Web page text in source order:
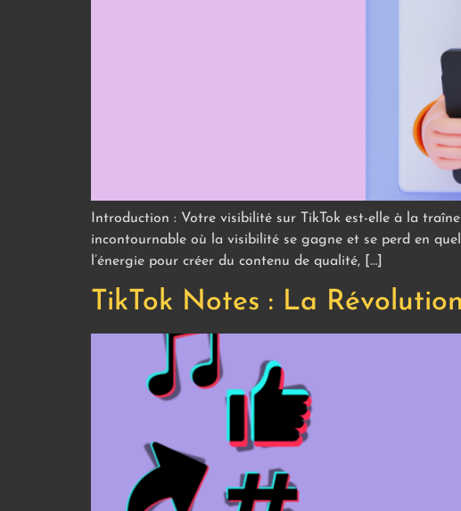
Introduction : Votre visibilité sur TikTok est-elle à la
incontournable où la visibilité se gagne et se perd en
l’énergie pour créer du contenu de qualité, […]
TikTok Notes : La